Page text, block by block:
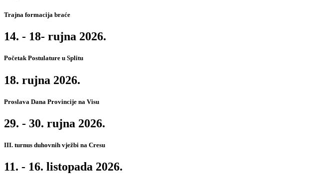
Trajna formacija braće
14. - 18- rujna 2026.
Početak Postulature u Splitu
18. rujna 2026.
Proslava Dana Provincije na Visu
29. - 30. rujna 2026.
III. turnus duhovnih vježbi na Cresu
11. - 16. listopada 2026.